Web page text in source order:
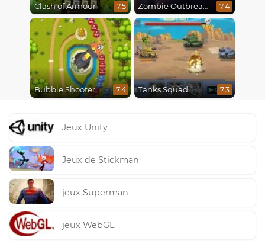
Clash of Armour 7.5 Zombie Outbreak Arena 7.4
Bubble Shooter Online 7.4 Tanks Squad 7.3
Jeux Unity
Jeux de Stickman
jeux Superman
jeux WebGL